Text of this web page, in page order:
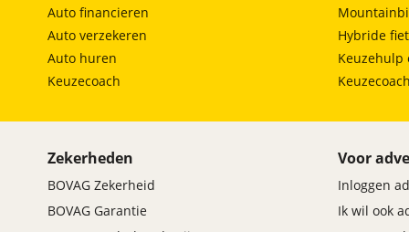
Auto financieren
Auto verzekeren
Auto huren
Keuzecoach
Hybride
Keuzehulp
Keuzecoach
Zekerheden
BOVAG Zekerheid
BOVAG Garantie
Voor
Inloggen
Ik wil ook